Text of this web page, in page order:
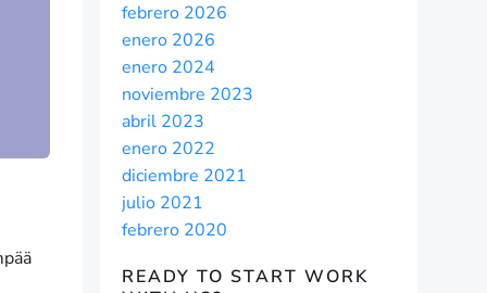
febrero 2026
enero 2026
enero 2024
noviembre 2023
abril 2023
enero 2022
diciembre 2021
julio 2021
febrero 2020
READY TO START WORK